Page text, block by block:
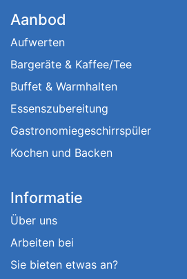
Aanbod
Aufwerten
Bargeräte & Kaffee/Tee
Buffet & Warmhalten
Essenszubereitung
Gastronomiegeschirrspüler
Kochen und Backen
Informatie
Über uns
Arbeiten bei
Sie bieten etwas an?